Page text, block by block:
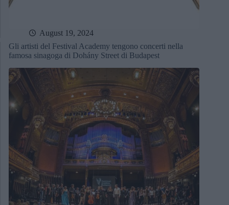
August 19, 2024
Gli artisti del Festival Academy tengono concerti nella
famosa sinagoga di Dohány Street di Budapest